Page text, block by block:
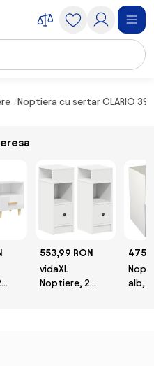
Noptiera cu sertar CLARIO
553,99 RON
vidaXL
Noptiere, 2
475
alb,